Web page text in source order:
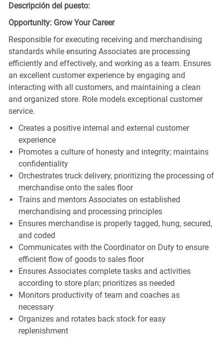
Descripción del puesto:
Opportunity: Grow Your Career
Responsible for executing receiving and merchandising
standards while ensuring Associates are processing
efficiently and effectively, and working as a team. Ensures
an excellent customer experience by engaging and
interacting with all customers, and maintaining a clean
and organized store. Role models exceptional customer
service.
Creates a positive internal and external customer
experience
Promotes a culture of honesty and integrity; maintains
confidentiality
Orchestrates truck delivery, prioritizing the processing of
merchandise onto the sales floor
Trains and mentors Associates on established
merchandising and processing principles
Ensures merchandise is properly tagged, hung, secured,
and coded
Communicates with the Coordinator on Duty to ensure
efficient flow of goods to sales floor
Ensures Associates complete tasks and activities
according to store plan; prioritizes as needed
Monitors productivity of team and coaches as
necessary
Organizes and rotates back stock for easy
replenishment